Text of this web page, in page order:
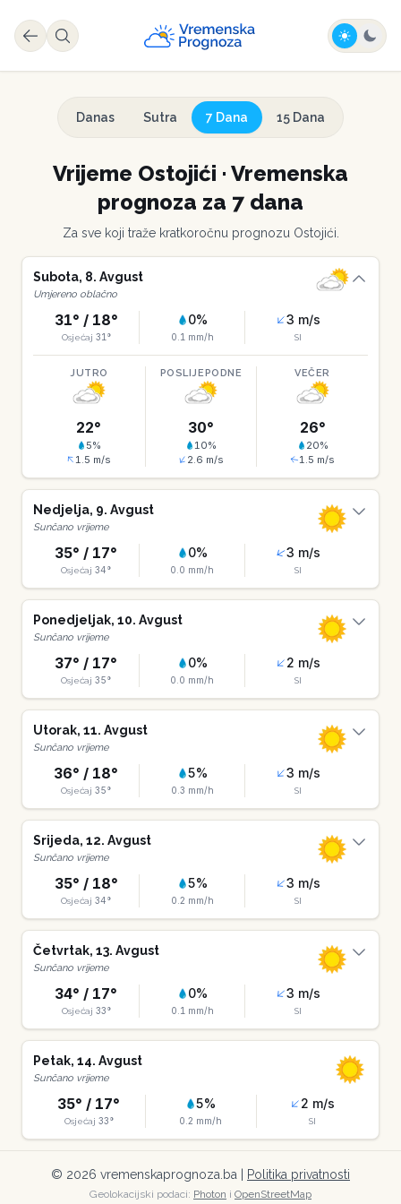
Danas Sutra 7 Dana 15 Dana
Vrijeme Ostojići · Vremenska
prognoza za 7 dana
Za sve koji traže kratkoročnu prognozu Ostojići
Subota, 8. Avgust
Umjereno oblačno
31° / 18°
Osjećaj 31 °
0%
0.1 mm/h
3 m/s
SI
JUTRO
22°
5%
1.5 m/s
POSLIJEPODNE
30°
10%
2.6 m/s
VEČER
26°
20%
1.5 m/s
Nedjelja, 9. Avgust
Sunčano vrijeme
35° / 17°
Osjećaj 34°
0%
0.0 mm/h
3 m/s
SI
Ponedjeljak, 10. Avgust
Sunčano vrijeme
37° / 17°
Osjećaj 35°
0%
0.0 mm/h
2 m/s
SI
Utorak, 11. Avgust
Sunčano vrijeme
36° / 18°
Osjećaj 35°
5%
0.3 mm/h
3 m/s
SI
Srijeda, 12. Avgust
Sunčano vrijeme
35° / 18°
Osjećaj 34°
5%
0.2 mm/h
3 m/s
SI
Četvrtak, 13. Avgust
Sunčano vrijeme
34° / 17°
Osjećaj 33°
0%
0.1 mm/h
3 m/s
SI
Petak, 14. Avgust
Sunčano vrijeme
35° / 17°
Osjećaj 33°
5%
0.2 mm/h
2 m/s
SI
© 2026 vremenskaprognoza.ba | Politika privatnosti
Geolokacijski podaci: Photon i OpenStreetMap